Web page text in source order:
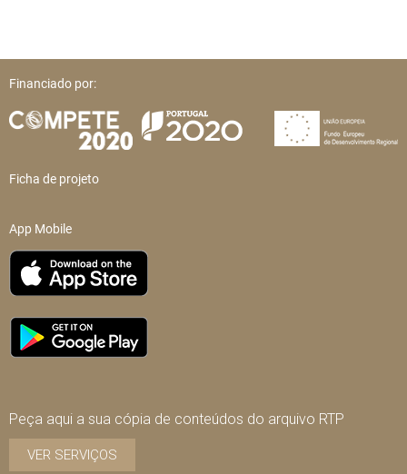
Financiado por:
Ficha de projeto
App Mobile
Peça aqui a sua cópia de conteúdos do arquivo RTP
VER SERVIÇOS